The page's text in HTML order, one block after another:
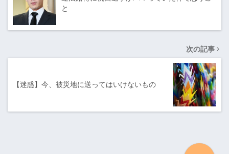
と
次の記事
【迷惑】今、被災地に送ってはいけないもの